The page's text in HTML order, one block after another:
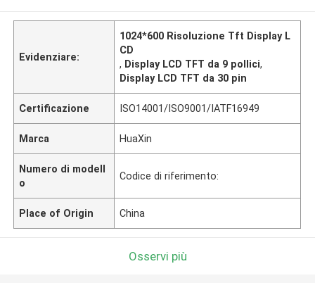
Evidenziare:
1024*600 Risoluzione Tft Display L
CD
, Display LCD TFT da 9 pollici,
Display LCD TFT da 30 pin
Certificazione ISO14001/ISO9001/IATF16949
Marca HuaXin
Numero di modell
o
Codice di riferimento:
Place of Origin China
Osservi più